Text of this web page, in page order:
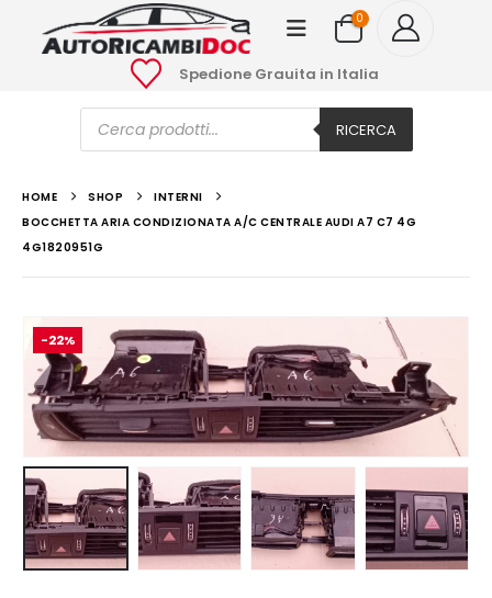
0
Spedione Grauita in Italia
Ricerca
prodotti RICERCA
HOME SHOP
INTERNI
BOCCHETTA ARIA CONDIZIONATA A/C CENTRALE AUDI A7 C7 4G
4G1820951G
-22%